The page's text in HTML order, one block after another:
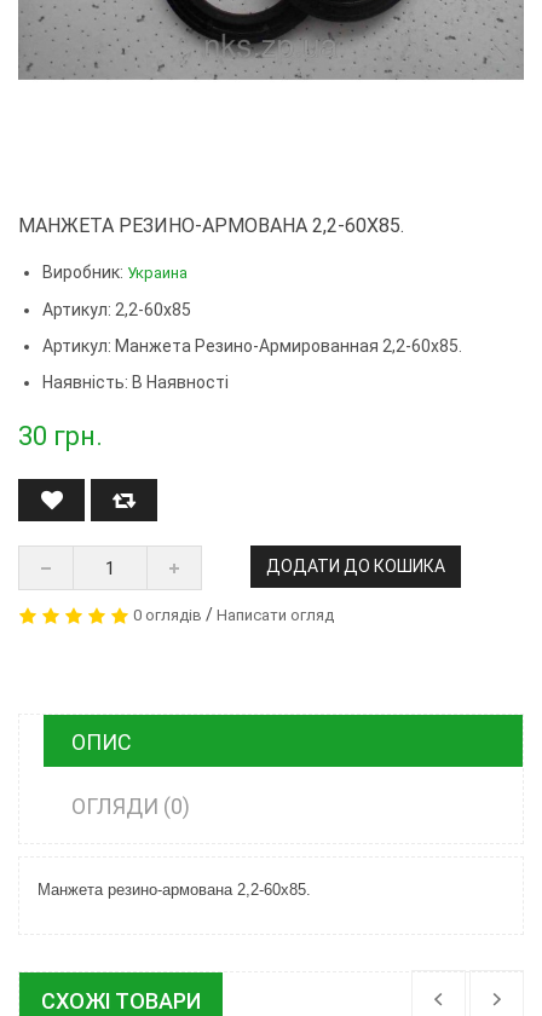
МАНЖЕТА РЕЗИНО-АРМОВАНА 2,2-60Х85.
Виробник: Украина
Артикул: 2,2-60х85
Артикул: Манжета Резино-Армированная 2,2-60х85.
Наявність: В Наявності
30 грн.
ДОДАТИ ДО КОШИКА
0 оглядів / Написати огляд
ОПИС
ОГЛЯДИ (0)
Манжета резино-армована 2,2-60х85.
СХОЖІ ТОВАРИ